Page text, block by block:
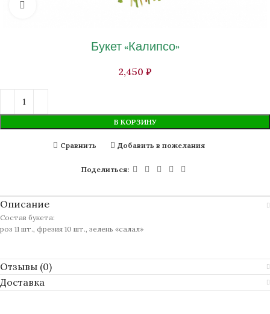
Нажмите, чтобы увеличить изображение
Букет «Калипсо»
₽
В КОРЗИНУ
Сравнить Добавить в пожелания
Поделиться:
Описание
Состав букета:
роз 11 шт., фрезия 10 шт., зелень «салал»
Отзывы (0)
Доставка